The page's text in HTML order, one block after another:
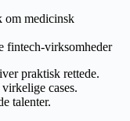
om medicinsk
fintech-virksomheder
praktisk rettede.
cases.
talenter.